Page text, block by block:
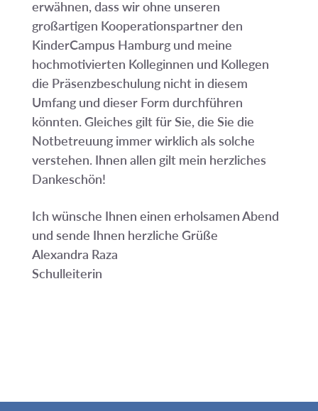
erwähnen, dass wir ohne unseren
großartigen Kooperationspartner den
KinderCampus Hamburg und meine
hochmotivierten Kolleginnen und Kollegen
die Präsenzbeschulung nicht in diesem
Umfang und dieser Form durchführen
könnten. Gleiches gilt für Sie, die Sie die
Notbetreuung immer wirklich als solche
verstehen. Ihnen allen gilt mein herzliches
Dankeschön!
Ich wünsche Ihnen einen erholsamen Abend
und sende Ihnen herzliche Grüße
Alexandra Raza
Schulleiterin